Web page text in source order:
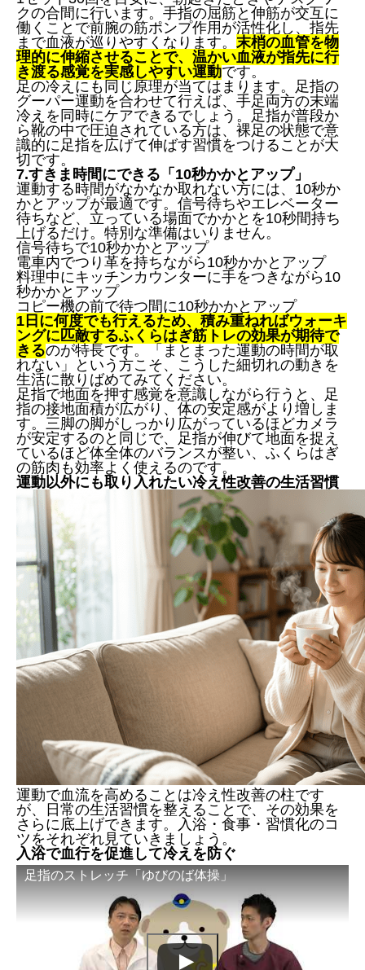
クの合間に行います。手指の屈筋と伸筋が交互に
働くことで前腕の筋ポンプ作用が活性化し、指先
まで血液が巡りやすくなります。 末梢の血管を物
理的に伸縮させることで、温かい血液が指先に行
き渡る感覚を実感しやすい運動です。
足の冷えにも同じ原理が当てはまります。足指の
グーパー運動を合わせて行えば、手足両方の末端
冷えを同時にケアできるでしょう。足指が普段か
ら靴の中で圧迫されている方は、裸足の状態で意
識的に足指を広げて伸ばす習慣をつけることが大
切です。
7.すきま時間にできる「10秒かかとアップ」
運動する時間がなかなか取れない方には、10秒か
かとアップが最適です。信号待ちやエレベーター
待ちなど、立っている場面でかかとを10秒間持ち
上げるだけ。特別な準備はいりません。
信号待ちで10秒かかとアップ
電車内でつり革を持ちながら10秒かかとアップ
料理中にキッチンカウンターに手をつきながら10
秒かかとアップ
コピー機の前で待つ間に10秒かかとアップ
1日に何度でも行えるため、積み重ねればウォーキ
ングに匹敵するふくらはぎ筋トレの効果が期待で
きるのが特長です。「まとまった運動の時間が取
れない」という方こそ、こうした細切れの動きを
生活に散りばめてみてください。
足指で地面を押す感覚を意識しながら行うと、足
指の接地面積が広がり、体の安定感がより増しま
す。三脚の脚がしっかり広がっているほどカメラ
が安定するのと同じで、足指が伸びて地面を捉え
ているほど体全体のバランスが整い、ふくらはぎ
の筋肉も効率よく使えるのです。
運動以外にも取り入れたい冷え性改善の生活習慣
運動で血流を高めることは冷え性改善の柱です
が、日常の生活習慣を整えることで、その効果を
さらに底上げできます。入浴・食事・習慣化のコ
ツをそれぞれ見ていきましょう。
入浴で血行を促進して冷えを防ぐ
足指のストレッチ「ゆびのば体操」